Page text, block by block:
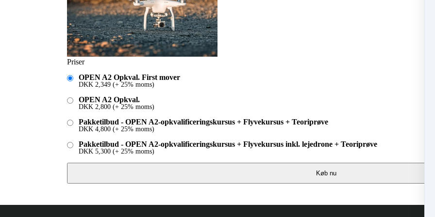
Priser
OPEN A2 Opkval. First mover
DKK 2,349 (+ 25% moms)
OPEN A2 Opkval.
DKK 2,800 (+ 25% moms)
Pakketilbud - OPEN A2-opkvalificeringskursus + Flyvekursus + Teoriprøve
DKK 4,800 (+ 25% moms)
Pakketilbud - OPEN A2-opkvalificeringskursus + Flyvekursus inkl. lejedrone + Teoriprøve
DKK 5,300 (+ 25% moms)
Køb nu